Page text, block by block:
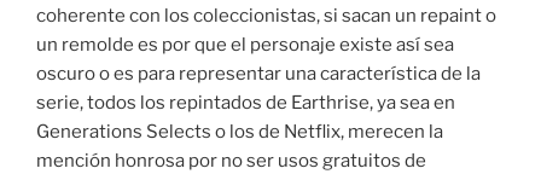
coherente con los coleccionistas, si sacan un repaint o
un remolde es por que el personaje existe así sea
oscuro o es para representar una característica de la
serie, todos los repintados de Earthrise, ya sea en
Generations Selects o los de Netflix, merecen la
mención honrosa por no ser usos gratuitos de